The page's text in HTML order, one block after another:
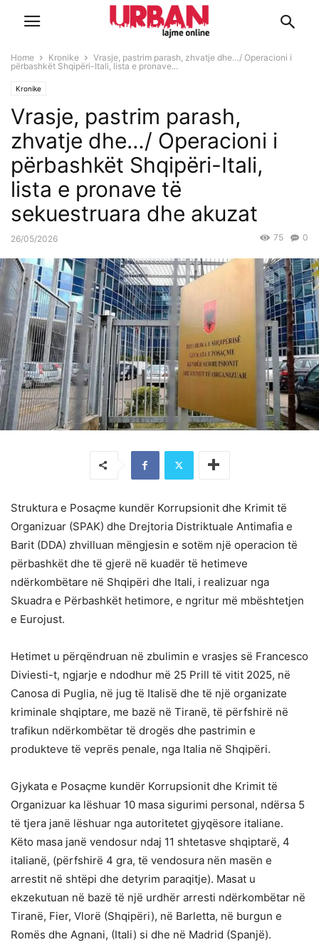
Home Kronike
Vrasje, pastrim parash, zhvatje dhe…/ Operacioni i
përbashkët Shqipëri-Itali, lista e pronave...
Kronike
Vrasje, pastrim parash,
zhvatje dhe…/ Operacioni i
përbashkët Shqipëri-Itali,
lista e pronave të
sekuestruara dhe akuzat
26/05/2026 0
75
Struktura e Posaçme kundër Korrupsionit dhe Krimit të
Organizuar (SPAK) dhe Drejtoria Distriktuale Antimafia e
Barit (DDA) zhvilluan mëngjesin e sotëm një operacion të
përbashkët dhe të gjerë në kuadër të hetimeve
ndërkombëtare në Shqipëri dhe Itali, i realizuar nga
Skuadra e Përbashkët hetimore, e ngritur më mbështetjen
e Eurojust.
Hetimet u përqëndruan në zbulimin e vrasjes së Francesco
Diviesti-t, ngjarje e ndodhur më 25 Prill të vitit 2025, në
Canosa di Puglia, në jug të Italisë dhe të një organizate
kriminale shqiptare, me bazë në Tiranë, të përfshirë në
trafikun ndërkombëtar të drogës dhe pastrimin e
produkteve të veprës penale, nga Italia në Shqipëri.
Gjykata e Posaçme kundër Korrupsionit dhe Krimit të
Organizuar ka lëshuar 10 masa sigurimi personal, ndërsa 5
të tjera janë lëshuar nga autoritetet gjyqësore italiane.
Këto masa janë vendosur ndaj 11 shtetasve shqiptarë, 4
italianë, (përfshirë 4 gra, të vendosura nën masën e
arrestit në shtëpi dhe detyrim paraqitje). Masat u
ekzekutuan në bazë të një urdhër arresti ndërkombëtar në
Tiranë, Fier, Vlorë (Shqipëri), në Barletta, në burgun e
Romës dhe Agnani, (Itali) si dhe në Madrid (Spanjë).